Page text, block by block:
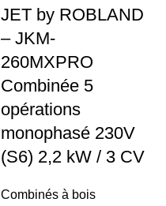
JET by ROBLAND
– JKM-
260MXPRO
Combinée 5
opérations
monophasé 230V
(S6) 2,2 kW / 3 CV
Combinés à bois